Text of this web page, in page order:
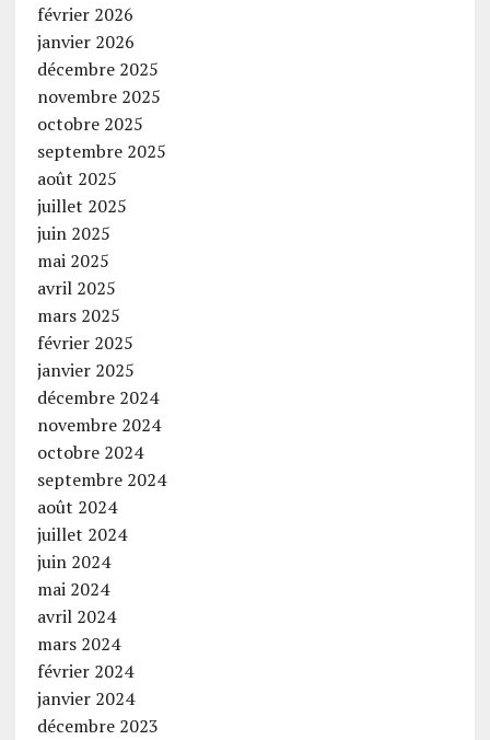
février 2026
janvier 2026
décembre 2025
novembre 2025
octobre 2025
septembre 2025
août 2025
juillet 2025
juin 2025
mai 2025
avril 2025
mars 2025
février 2025
janvier 2025
décembre 2024
novembre 2024
octobre 2024
septembre 2024
août 2024
juillet 2024
juin 2024
mai 2024
avril 2024
mars 2024
février 2024
janvier 2024
décembre 2023